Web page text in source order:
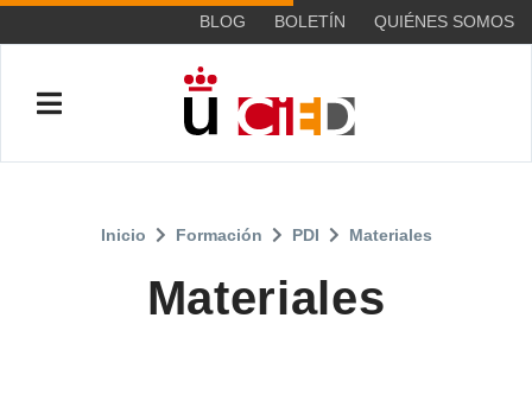
BLOG BOLETÍN QUIÉNES SOMOS
Materiales
Inicio Formación PDI Materiales